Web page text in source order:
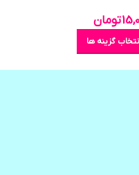
تومان
گزینه ها